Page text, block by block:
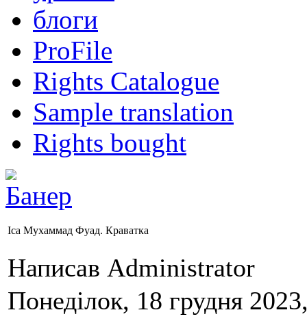
блоги
ProFile
Rights Catalogue
Sample translation
Rights bought
Іса Мухаммад Фуад. Краватка
Написав Administrator
Понеділок, 18 грудня